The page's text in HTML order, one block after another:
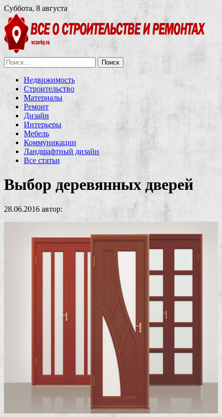
Суббота, 8 августа
Найти:
Недвижимость
Строительство
Материалы
Ремонт
Дизайн
Интерьеры
Мебель
Коммуникации
Ландшафтный дизайн
Все статьи
Выбор деревянных дверей
28.06.2016 автор: